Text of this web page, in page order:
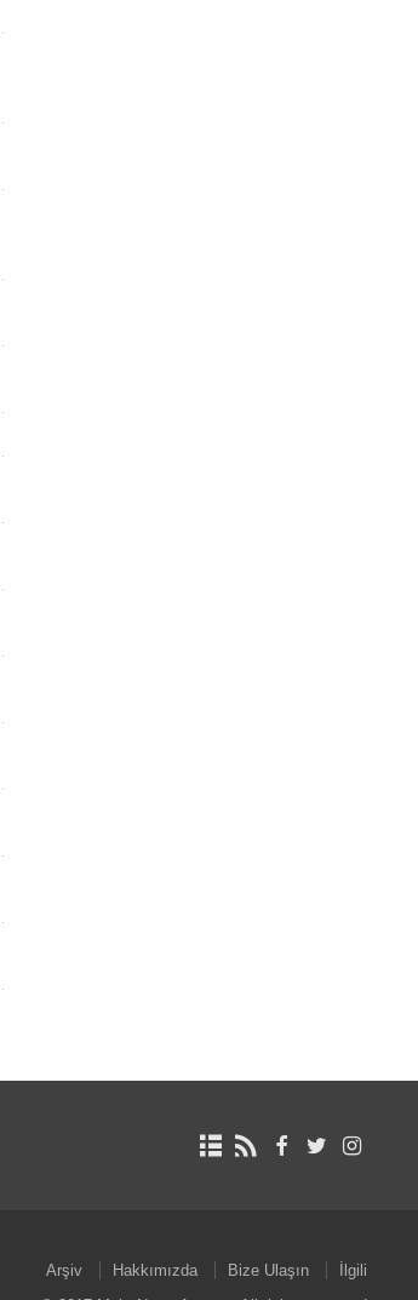
Arşiv Hakkımızda Bize Ulaşın
İlgili